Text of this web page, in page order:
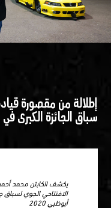
إطلالة من مقصورة
سباق الجائزة الكبرى
يكشف الكابتن محمد
الافتتاحي الجوي لسباق
أبوظبي 2020